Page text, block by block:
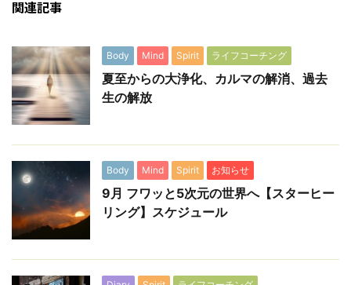
関連記事
Body Mind Spirit ライフコーチング
夏至からの大浄化、カルマの解消、過去
生の解放
Body Mind Spirit お知らせ
9月 フワッと5次元の世界へ【スターヒー
リング】スケジュール